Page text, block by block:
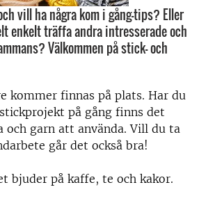
vill ha några kom i gång-tips? Eller
enkelt träffa andra intresserade och
Välkommen på stick- och
kommer finnas på plats. Har du
på gång finns det
och garn att använda. Vill du ta
går det också bra!
bjuder på kaffe, te och kakor.